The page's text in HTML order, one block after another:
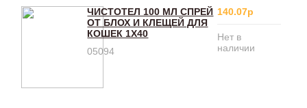
ЧИСТОТЕЛ 100 МЛ СПРЕЙ
ОТ БЛОХ И КЛЕЩЕЙ ДЛЯ
КОШЕК 1Х40
05094
140.07р
Нет в
наличии